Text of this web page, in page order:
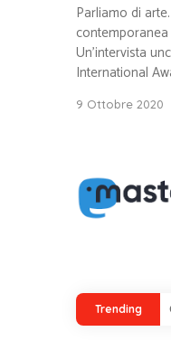
Parliamo di
Un’intervista
International
9 Ottobre 2020
Trending